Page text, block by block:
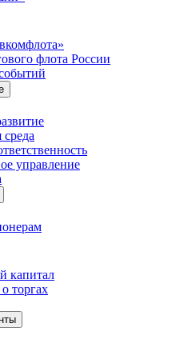
флота России
управление
капитал
торгах